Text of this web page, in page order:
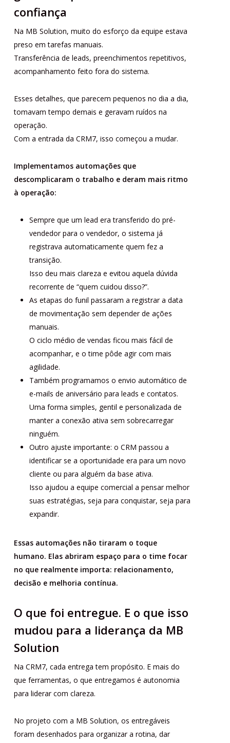
confiança
Na MB Solution, muito do esforço da equipe estava
preso em tarefas manuais.
Transferência de leads, preenchimentos repetitivos,
acompanhamento feito fora do sistema.
Esses detalhes, que parecem pequenos no dia a dia,
tomavam tempo demais e geravam ruídos na
operação.
Com a entrada da CRM7, isso começou a mudar.
Implementamos automações que
descomplicaram o trabalho e deram mais ritmo
à operação:
Sempre que um lead era transferido do pré-
vendedor para o vendedor, o sistema já
registrava automaticamente quem fez a
transição.
Isso deu mais clareza e evitou aquela dúvida
recorrente de “quem cuidou disso?”.
As etapas do funil passaram a registrar a data
de movimentação sem depender de ações
manuais.
O ciclo médio de vendas ficou mais fácil de
acompanhar, e o time pôde agir com mais
agilidade.
Também programamos o envio automático de
e-mails de aniversário para leads e contatos.
Uma forma simples, gentil e personalizada de
manter a conexão ativa sem sobrecarregar
ninguém.
Outro ajuste importante: o CRM passou a
identificar se a oportunidade era para um novo
cliente ou para alguém da base ativa.
Isso ajudou a equipe comercial a pensar melhor
suas estratégias, seja para conquistar, seja para
expandir.
Essas automações não tiraram o toque
humano. Elas abriram espaço para o time focar
no que realmente importa: relacionamento,
decisão e melhoria contínua.
O que foi entregue. E o que isso
mudou para a liderança da MB
Solution
Na CRM7, cada entrega tem propósito. E mais do
que ferramentas, o que entregamos é autonomia
para liderar com clareza.
No projeto com a MB Solution, os entregáveis
foram desenhados para organizar a rotina, dar